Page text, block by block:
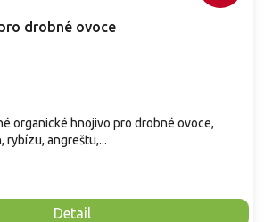
drobné ovoce
Detail
organické hnojivo pro drobné ovoce,
rybízu, angreštu,...